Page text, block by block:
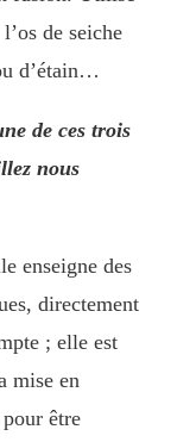
de seiche
d’étain…
de ces trois
nous
enseigne des
directement
; elle est
mise en
être